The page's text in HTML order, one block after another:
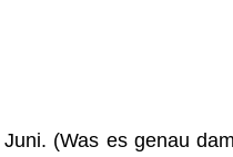
(Was es genau